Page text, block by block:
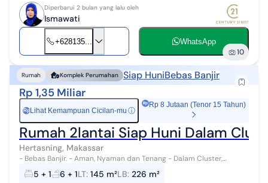
Diperbarui 2 bulan yang lalu oleh
Ismawati
+628135... WhatsApp
10
Rumah Komplek Perumahan Siap HuniBebas Banjir
Rp 1,35 Miliar
Rp Lihat Kemampuan Cicilan-mu ⓘ
Rp 8 Jutaan (Tenor 15 Tahun)
Rumah 2lantai Siap Huni Dalam
Hertasning, Makassar
- Bebas Banjir. - Aman, Nyaman dan Tenang - Dalam Cluster,
Sekurity 24 Jam - Siap Huni, Minim Renov - Bangunan 2 Lantai Full -
Posisi Sudut/Ujung D...
5 + 1 6 + 1LT: 145 m²LB: 226 m²